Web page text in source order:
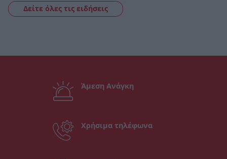
Δείτε όλες τις ειδήσεις
Άμεση Ανάγκη
Χρήσιμα τηλέφωνα